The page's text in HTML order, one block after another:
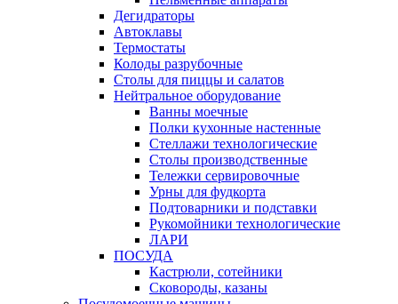
Дегидраторы
Автоклавы
Термостаты
Колоды разрубочные
Столы для пиццы и салатов
Нейтральное оборудование
Ванны моечные
Полки кухонные настенные
Стеллажи технологические
Столы производственные
Тележки сервировочные
Урны для фудкорта
Подтоварники и подставки
Рукомойники технологические
ЛАРИ
ПОСУДА
Кастрюли, сотейники
Сковороды, казаны